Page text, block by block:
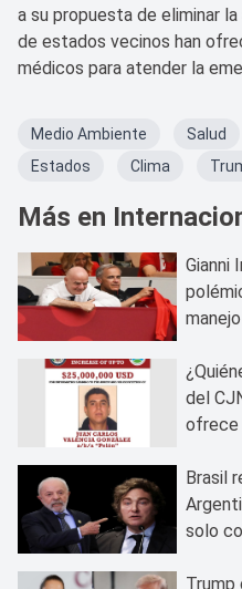
a su propuesta de eliminar
de estados vecinos han
médicos para atender la
Medio Ambiente Salud
Estados
Clima
Más en
Gianni
del
ofrece
Brasil
solo